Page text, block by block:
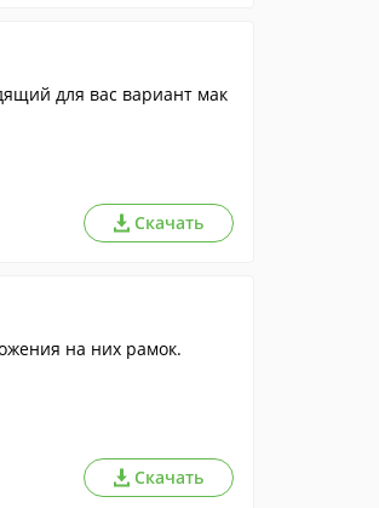
для вас вариант мак
Скачать
на них рамок.
Скачать